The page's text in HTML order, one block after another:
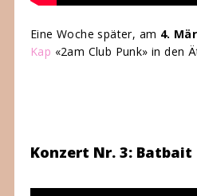
Eine Woche später, am 4.
Kap «2am Club Punk» in den
Konzert Nr. 3: Batbait